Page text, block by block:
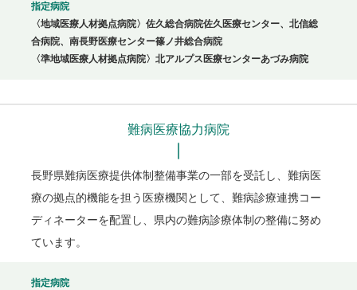
指定病院
〈地域医療人材拠点病院〉佐久総合病院佐久医療センター、北信総
合病院、南長野医療センター篠ノ井総合病院
〈準地域医療人材拠点病院〉北アルプス医療センターあづみ病院
難病医療協力病院
長野県難病医療提供体制整備事業の一部を受託し、難病医
療の拠点的機能を担う医療機関として、難病診療連携コー
ディネーターを配置し、県内の難病診療体制の整備に努め
ています。
指定病院